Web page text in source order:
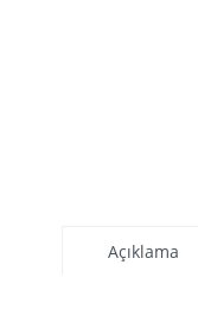
Açıklama